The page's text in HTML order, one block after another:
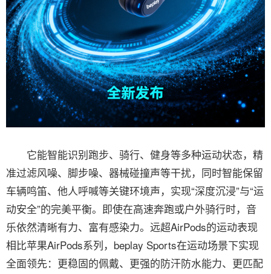
它能智能识别跑步、骑行、健身等多种运动状态，精
准过滤风噪、脚步噪、器械碰撞声等干扰，同时智能保留
车辆鸣笛、他人呼喊等关键环境声，实现“深度沉浸”与“运
动安全”的完美平衡。即使在高速奔跑或户外骑行时，音
乐依然清晰有力、富有感染力。远超AirPods的运动表现
相比苹果AirPods系列，beplay Sports在运动场景下实现
全面领先：更稳固的佩戴、更强的防汗防水能力、更匹配